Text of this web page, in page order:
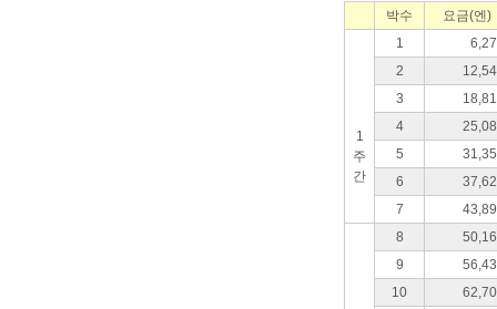
박수 요금(엔)
1
주
간
1
2
3
4
5
6
7
8
9
10